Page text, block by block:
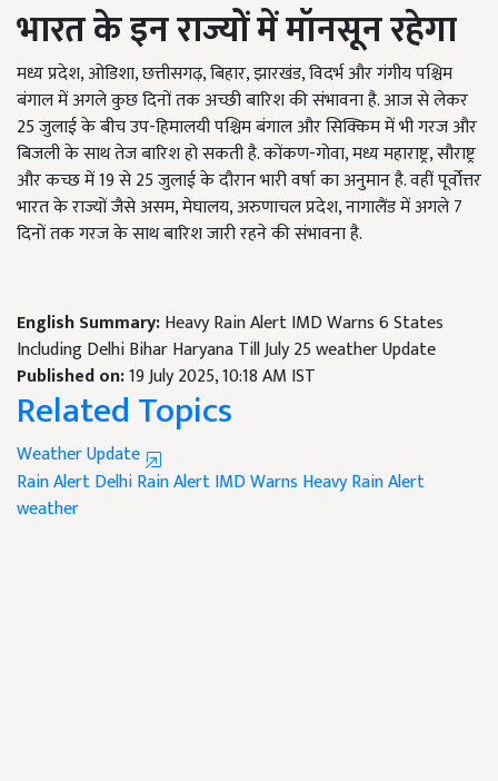
भारत के इन राज्यों में मॉनसून रहेगा
मध्य प्रदेश, ओडिशा, छत्तीसगढ़, बिहार, झारखंड, विदर्भ और गंगीय पश्चिम
बंगाल में अगले कुछ दिनों तक अच्छी बारिश की संभावना है. आज से लेकर
25 जुलाई के बीच उप-हिमालयी पश्चिम बंगाल और सिक्किम में भी गरज और
बिजली के साथ तेज बारिश हो सकती है. कोंकण-गोवा, मध्य महाराष्ट्र, सौराष्ट्र
और कच्छ में 19 से 25 जुलाई के दौरान भारी वर्षा का अनुमान है. वहीं पूर्वोत्तर
भारत के राज्यों जैसे असम, मेघालय, अरुणाचल प्रदेश, नागालैंड में अगले 7
दिनों तक गरज के साथ बारिश जारी रहने की संभावना है.
English Summary:Heavy Rain Alert IMD Warns 6 States
Including Delhi Bihar Haryana Till July 25 weather Update
Published on:19 July 2025, 10:18 AM IST
Related Topics
Weather Update
Rain AlertDelhi Rain AlertIMD Warns Heavy Rain Alert
weather